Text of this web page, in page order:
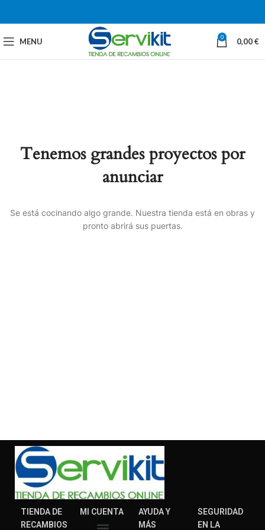
MENU 0 0,00€
Tenemos grandes proyectos por
anunciar
Se está cocinando algo grande. Nuestra tienda está en obras y
pronto abrirá sus puertas.
TIENDA DE
RECAMBIOS
MI CUENTA
AYUDA Y
MÁS
SEGURIDAD
EN LA